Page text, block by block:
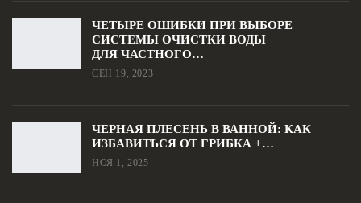
ЧЕТЫРЕ ОШИБКИ ПРИ ВЫБОРЕ
СИСТЕМЫ ОЧИСТКИ ВОДЫ
ДЛЯ ЧАСТНОГО…
СЕН 19, 2023
ЧЕРНАЯ ПЛЕСЕНЬ В ВАННОЙ: КАК
ИЗБАВИТЬСЯ ОТ ГРИБКА +…
НОЯ 1, 2025